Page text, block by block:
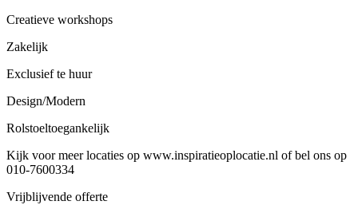
Creatieve workshops
Zakelijk
Exclusief te huur
Design/Modern
Rolstoeltoegankelijk
Kijk voor meer locaties op www.inspiratieoplocatie.nl of bel ons op
010-7600334
Vrijblijvende offerte